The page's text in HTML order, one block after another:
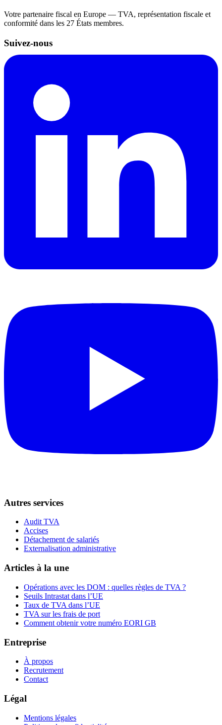
Votre partenaire fiscal en Europe — TVA, représentation fiscale et
conformité dans les 27 États membres.
Suivez-nous
Autres services
Audit TVA
Accises
Détachement de salariés
Externalisation administrative
Articles à la une
Opérations avec les DOM : quelles règles de TVA ?
Seuils Intrastat dans l’UE
Taux de TVA dans l’UE
TVA sur les frais de port
Comment obtenir votre numéro EORI GB
Entreprise
À propos
Recrutement
Contact
Légal
Mentions légales